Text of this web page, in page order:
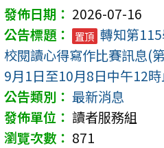
2026-07-16
置頂 轉知第
校閱讀心得寫作比賽訊息(
9月1日至10月8日中午12時
最新消息
讀者服務組
871